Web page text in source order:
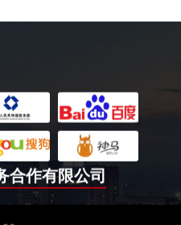
￥18000-20000RMB/月
兰-面点师
￥27-30纽币/小时
-金属分解
￥20万日元/月
-盒饭制做
￥25万日元/月收入
合作有限公司